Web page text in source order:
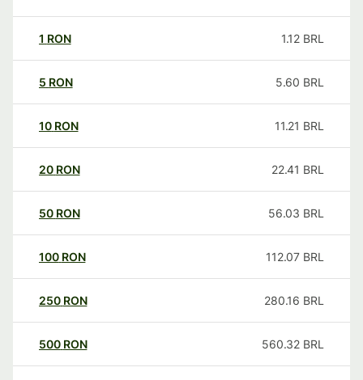
1 RON 1.12 BRL
5 RON 5.60 BRL
10 RON 11.21 BRL
20 RON 22.41 BRL
50 RON 56.03 BRL
100 RON 112.07 BRL
250 RON 280.16 BRL
500 RON 560.32 BRL